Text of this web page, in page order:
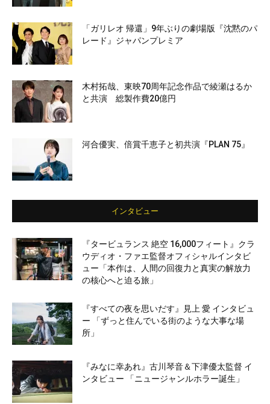
「ガリレオ 帰還」9年ぶりの劇場版『沈黙のパ
レード』ジャパンプレミア
木村拓哉、東映70周年記念作品で綾瀬はるか
と共演 総製作費20億円
河合優実、倍賞千恵子と初共演『PLAN 75』
インタビュー
『タービュランス 絶空 16,000フィート』クラ
ウディオ・ファエ監督オフィシャルインタビ
ュー「本作は、人間の回復力と真実の解放力
の核心へと迫る旅」
『すべての夜を思いだす』見上 愛 インタビュ
ー 「ずっと住んでいる街のような大事な場
所」
『みなに幸あれ』古川琴音＆下津優太監督 イ
ンタビュー 「ニュージャンルホラー誕生」